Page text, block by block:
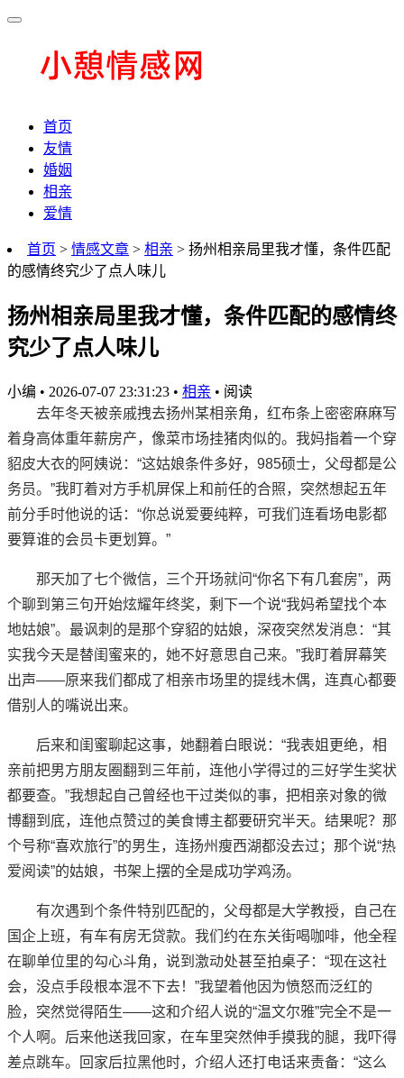
首页
友情
婚姻
相亲
爱情
首页 > 情感文章 > 相亲 > 扬州相亲局里我才懂，条件匹配
的感情终究少了点人味儿
扬州相亲局里我才懂，条件匹配的感情终
究少了点人味儿
小编 • 2026-07-07 23:31:23 • 相亲 • 阅读
去年冬天被亲戚拽去扬州某相亲角，红布条上密密麻麻写
着身高体重年薪房产，像菜市场挂猪肉似的。我妈指着一个穿
貂皮大衣的阿姨说：“这姑娘条件多好，985硕士，父母都是公
务员。”我盯着对方手机屏保上和前任的合照，突然想起五年
前分手时他说的话：“你总说爱要纯粹，可我们连看场电影都
要算谁的会员卡更划算。”
那天加了七个微信，三个开场就问“你名下有几套房”，两
个聊到第三句开始炫耀年终奖，剩下一个说“我妈希望找个本
地姑娘”。最讽刺的是那个穿貂的姑娘，深夜突然发消息：“其
实我今天是替闺蜜来的，她不好意思自己来。”我盯着屏幕笑
出声——原来我们都成了相亲市场里的提线木偶，连真心都要
借别人的嘴说出来。
后来和闺蜜聊起这事，她翻着白眼说：“我表姐更绝，相
亲前把男方朋友圈翻到三年前，连他小学得过的三好学生奖状
都要查。”我想起自己曾经也干过类似的事，把相亲对象的微
博翻到底，连他点赞过的美食博主都要研究半天。结果呢？那
个号称“喜欢旅行”的男生，连扬州瘦西湖都没去过；那个说“热
爱阅读”的姑娘，书架上摆的全是成功学鸡汤。
有次遇到个条件特别匹配的，父母都是大学教授，自己在
国企上班，有车有房无贷款。我们约在东关街喝咖啡，他全程
在聊单位里的勾心斗角，说到激动处甚至拍桌子：“现在这社
会，没点手段根本混不下去！”我望着他因为愤怒而泛红的
脸，突然觉得陌生——这和介绍人说的“温文尔雅”完全不是一
个人啊。后来他送我回家，在车里突然伸手摸我的腿，我吓得
差点跳车。回家后拉黑他时，介绍人还打电话来责备：“这么